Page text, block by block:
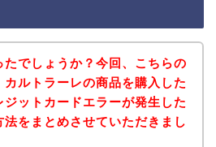
たでしょうか？今回、こちらの
カルトラーレの商品を購入した
ジットカードエラーが発生した
法をまとめさせていただきまし